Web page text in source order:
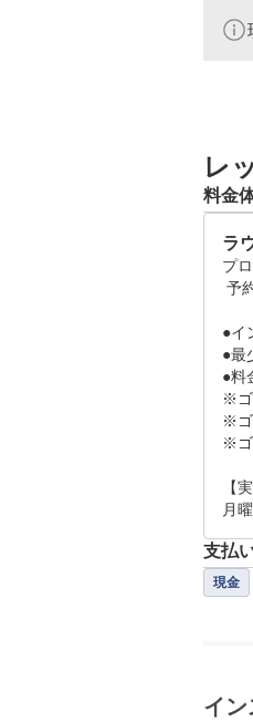
レ
料金
ラ
プ
●イ
●最
●料
※ゴ
※ゴ
※ゴ
【
月
支払
現金
イン